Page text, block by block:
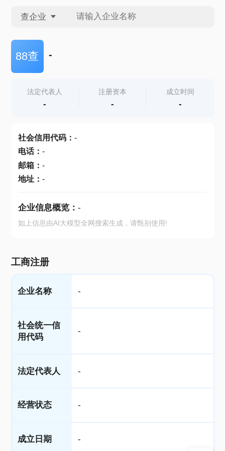
查企业
查企业
查产地
88查 -
法定代表人
-
注册资本
-
成立时间
-
社会信用代码： -
电话： -
邮箱： -
地址： -
企业信息概览： -
如上信息由AI大模型全网搜索生成，请甄别使用!
工商注册
企业名称 -
社会统一信
用代码
-
法定代表人 -
经营状态 -
成立日期 -